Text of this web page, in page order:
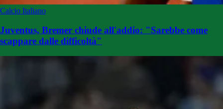
Calcio Italiano
Juventus, Bremer chiude all'addio: "Sarebbe come
scappare dalle difficoltà"